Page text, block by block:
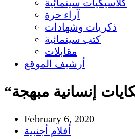
كلاسيكيات سينمائية
آراء حرة
ذكريات وشهادات
كتب سينمائية
مقابلات
أرشيف الموقع
إنسانية مبهجة
February 6, 2020
أفلام أجنبية